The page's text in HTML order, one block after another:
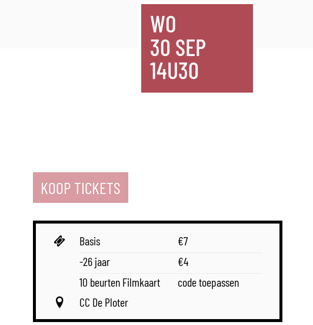
WO
30 SEP
14U30
KOOP TICKETS
PrijsBasis €7
-26 jaar
€4
10 beurten Filmkaart
code toepassen
CC De Ploter